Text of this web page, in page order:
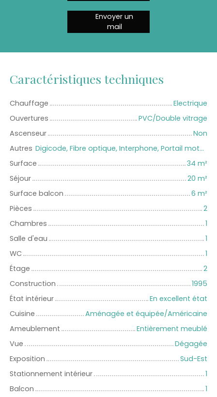
Envoyer un
mail
Caractéristiques techniques
Chauffage
Electrique
Ouvertures
PVC/Double vitrage
Ascenseur
Non
Autres
Digicode, Fibre optique, Interphone, Portail motorisé, Porte blindée
Surface
34 m²
Séjour
20 m²
Surface balcon
6 m²
Pièces
2
Chambres
1
Salle d'eau
1
WC
1
Étage
2
Construction
1995
État intérieur
En excellent état
Cuisine
Aménagée et équipée/Américaine
Ameublement
Entièrement meublé
Vue
Dégagée
Exposition
Sud-Est
Stationnement intérieur
1
Balcon
1